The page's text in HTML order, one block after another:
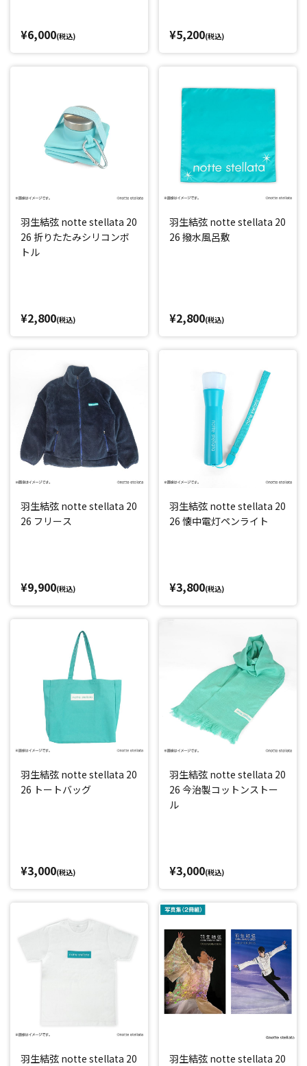
¥6,000(税込) ¥5,200(税込)
羽生結弦 notte stellata 20
26 折りたたみシリコンボ
トル
¥2,800(税込)
羽生結弦 notte stellata 20
26 撥水風呂敷
¥2,800(税込)
羽生結弦 notte stellata 20
26 フリース
¥9,900(税込)
羽生結弦 notte stellata 20
26 懐中電灯ペンライト
¥3,800(税込)
羽生結弦 notte stellata 20
26 トートバッグ
¥3,000(税込)
羽生結弦 notte stellata 20
26 今治製コットンストー
ル
¥3,000(税込)
羽生結弦 notte stellata 20
羽生結弦 notte stellata 20